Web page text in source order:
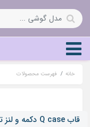
خانه فهرست محصولات
قاب Q case دکمه و لنز تیتانیومی C2978